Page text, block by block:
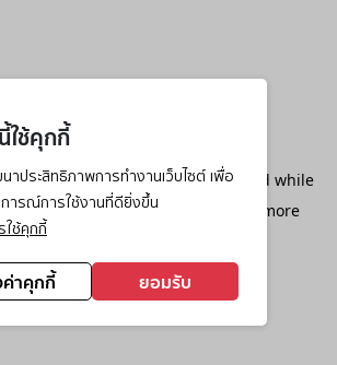
ใช้คุกกี้
ประสิทธิภาพการทำงานเว็บไซต์ เพื่อ
ารณ์การใช้งานที่ดียิ่งขึ้น
ใช้คุกกี้
าคุกกี้ ยอมรับ
aclient-side exception has occurred while
(see the browser console
for more
information).